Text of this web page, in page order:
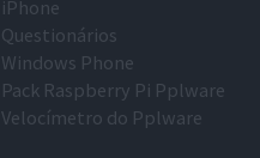
iPhone
Questionários
Windows Phone
Pack Raspberry Pi Pplware
Velocímetro do Pplware